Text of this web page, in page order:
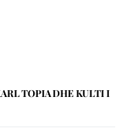
TOPIA DHE KULTI I